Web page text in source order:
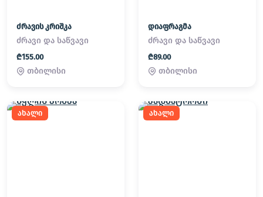
ძრავის კრიშკა
ძრავი და საწვავი
₾155.00
თბილისი
დიაფრაგმა
ძრავი და საწვავი
₾89.00
თბილისი
ახალი ახალი